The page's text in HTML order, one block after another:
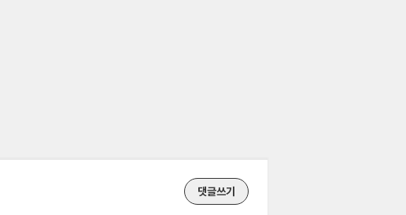
댓글쓰기